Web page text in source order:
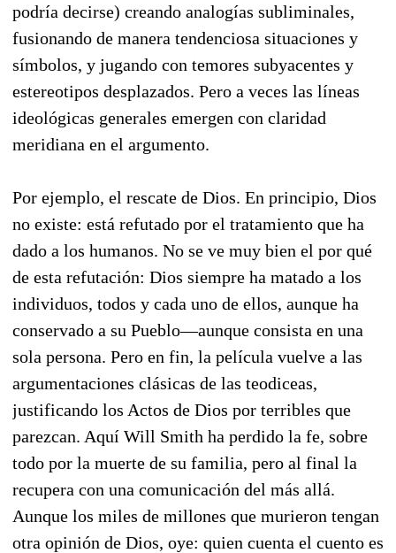
podría decirse) creando analogías subliminales,
fusionando de manera tendenciosa situaciones y
símbolos, y jugando con temores subyacentes y
estereotipos desplazados. Pero a veces las líneas
ideológicas generales emergen con claridad
meridiana en el argumento.
Por ejemplo, el rescate de Dios. En principio, Dios
no existe: está refutado por el tratamiento que ha
dado a los humanos. No se ve muy bien el por qué
de esta refutación: Dios siempre ha matado a los
individuos, todos y cada uno de ellos, aunque ha
conservado a su Pueblo—aunque consista en una
sola persona. Pero en fin, la película vuelve a las
argumentaciones clásicas de las teodiceas,
justificando los Actos de Dios por terribles que
parezcan. Aquí Will Smith ha perdido la fe, sobre
todo por la muerte de su familia, pero al final la
recupera con una comunicación del más allá.
Aunque los miles de millones que murieron tengan
otra opinión de Dios, oye: quien cuenta el cuento es